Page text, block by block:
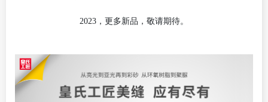
2023，更多新品，敬请期待。